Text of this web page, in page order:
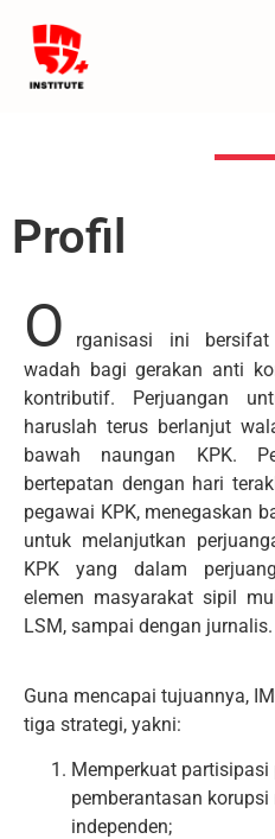
Profil
O
rganisasi ini
wadah bagi gerakan anti
kontributif. Perjuangan
haruslah terus berlanjut
bawah naungan KPK.
bertepatan dengan hari
pegawai KPK, menegaskan
untuk melanjutkan
KPK yang dalam
elemen masyarakat sipil
LSM, sampai dengan jurnalis.
Guna mencapai tujuannya,
tiga strategi, yakni:
Memperkuat
pemberantasan
independen;